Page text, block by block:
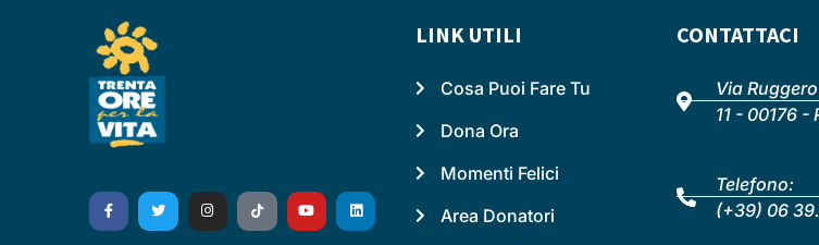
LINK UTILI
Cosa Puoi Fare Tu
Dona Ora
Momenti Felici
Area Donatori
CONTATTACI
Via
11 - 00176 -
Telefono:
(+39) 06